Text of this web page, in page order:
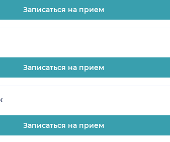
Записаться на прием
Записаться на прием
Записаться на прием